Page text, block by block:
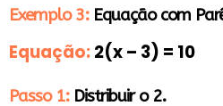
Exemplo 3: Equação com
Equação:2(x – 3) = 10
Passo 1: Distribuir o 2.